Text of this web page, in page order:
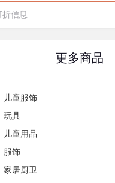
更多商品
儿童服饰
玩具
儿童用品
服饰
家居厨卫